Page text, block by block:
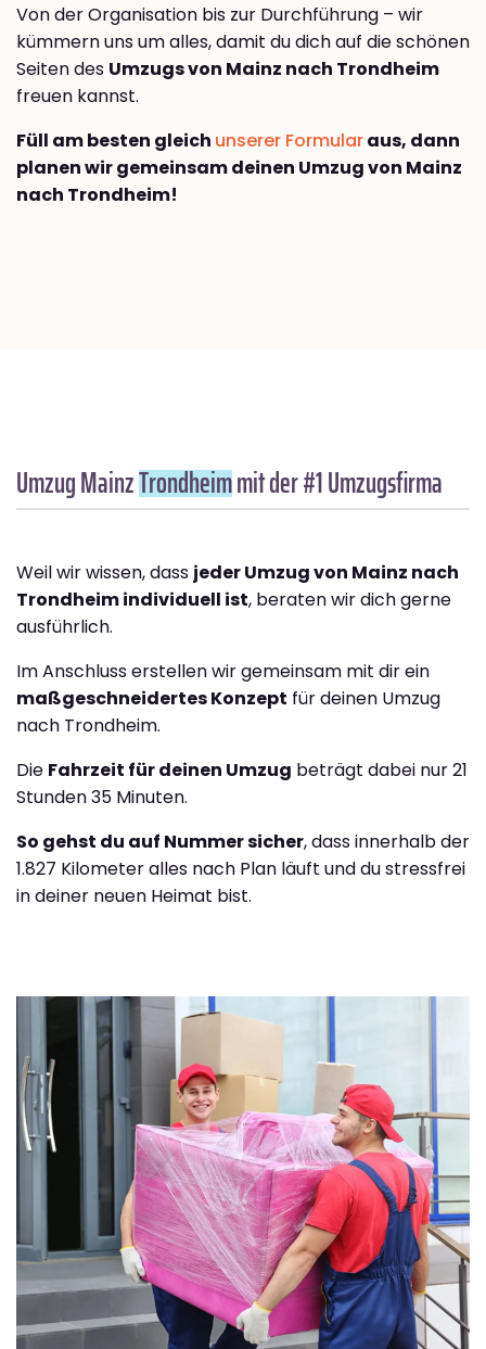
Von der Organisation bis zur Durchführung – wir
kümmern uns um alles, damit du dich auf die schönen
Seiten des Umzugs von Mainz nach Trondheim
freuen kannst.
Füll am besten gleich unserer Formularaus, dann
planen wir gemeinsam deinen Umzug von Mainz
nach Trondheim!
Umzug MainzTrondheimmit der #1 Umzugsfirma
Weil wir wissen, dass jeder Umzug von Mainz nach
Trondheim individuell ist, beraten wir dich gerne
ausführlich.
Im Anschluss erstellen wir gemeinsam mit dir ein
maßgeschneidertes Konzept für deinen Umzug
nach Trondheim.
Die Fahrzeit für deinen Umzug beträgt dabei nur 21
Stunden 35 Minuten.
So gehst du auf Nummer sicher, dass innerhalb der
1.827 Kilometer alles nach Plan läuft und du stressfrei
in deiner neuen Heimat bist.